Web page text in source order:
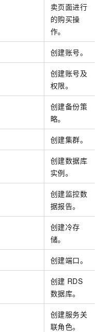
卖页面进行
的购买操
作。
创建账号。
创建账号及
权限。
创建备份策
略。
创建集群。
创建数据库
实例。
创建监控数
据报告。
创建冷存
储。
创建端口。
创建 RDS
数据库。
创建服务关
联角色。